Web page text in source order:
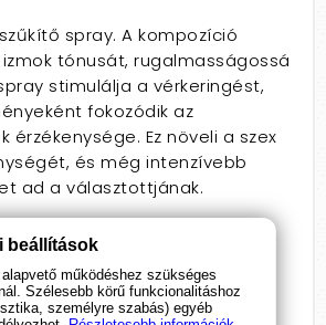
spray. A kompozíció
tónusát, rugalmasságossá
stimulálja a vérkeringést,
fokozódik az
érzékenysége. Ez növeli a szex
és még intenzívebb
ad a választottjának.
szűkítő
spray
beállítások
működéshez szükséges
Szélesebb körű funkcionalitáshoz
személyre szabás) egyéb